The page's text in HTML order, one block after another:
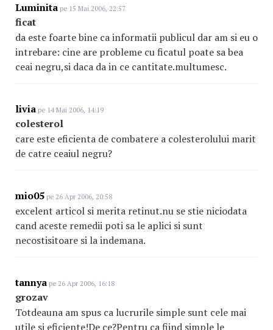
Luminita pe 15 Mai 2006, 22:57
ficat
da este foarte bine ca informatii publicul dar am si eu o
intrebare: cine are probleme cu ficatul poate sa bea
ceai negru,si daca da in ce cantitate.multumesc.
livia pe 14 Mai 2006, 14:19
colesterol
care este eficienta de combatere a colesterolului marit
de catre ceaiul negru?
mio05 pe 26 Apr 2006, 20:58
excelent articol si merita retinut.nu se stie niciodata
cand aceste remedii poti sa le aplici si sunt
necostisitoare si la indemana.
tannya pe 26 Apr 2006, 16:18
grozav
Totdeauna am spus ca lucrurile simple sunt cele mai
utile si eficiente!De ce?Pentru ca fiind simple le